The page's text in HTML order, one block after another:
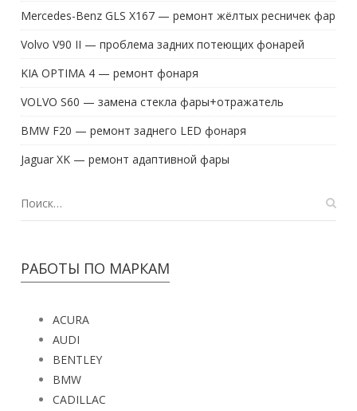
Mercedes-Benz GLS X167 — ремонт жёлтых ресничек фар
Volvo V90 II — проблема задних потеющих фонарей
KIA OPTIMA 4 — ремонт фонаря
VOLVO S60 — замена стекла фары+отражатель
BMW F20 — ремонт заднего LED фонаря
Jaguar XK — ремонт адаптивной фары
РАБОТЫ ПО МАРКАМ
ACURA
AUDI
BENTLEY
BMW
CADILLAC